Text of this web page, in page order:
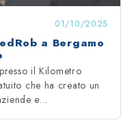
01/10/2025
a Bergamo
il Kilometro
che ha creato un
e…